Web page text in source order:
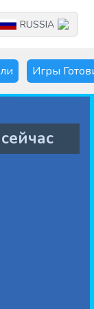
RUSSIA
Игры